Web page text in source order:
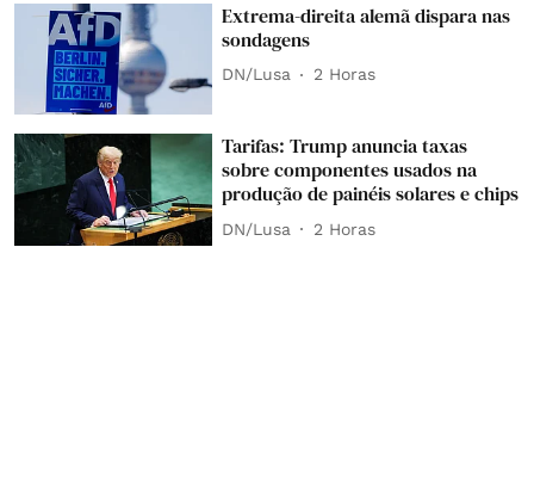
Extrema-direita alemã dispara nas
sondagens
DN/Lusa 2 Horas
Tarifas: Trump anuncia taxas
sobre componentes usados na
produção de painéis solares e chips
DN/Lusa 2 Horas